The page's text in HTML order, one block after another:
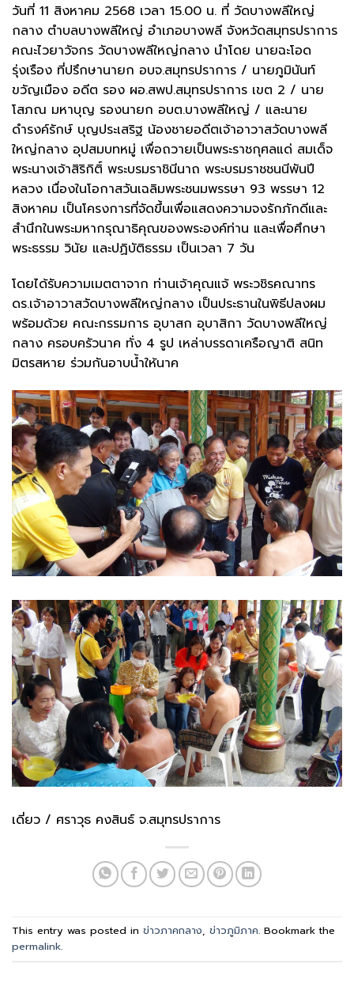
วันที่ 11 สิงหาคม 2568 เวลา 15.00 น. ที่ วัดบางพลีใหญ่
กลาง ตำบลบางพลีใหญ่ อำเภอบางพลี จังหวัดสมุทรปราการ
คณะไวยาวัจกร วัดบางพลีใหญ่กลาง นำโดย นายฉะโอด
รุ่งเรือง ที่ปรึกษานายก อบจ.สมุทรปราการ / นายภูมินันท์
ขวัญเมือง อดีต รอง ผอ.สพป.สมุทรปราการ เขต 2 / นาย
โสภณ มหาบุญ รองนายก อบต.บางพลีใหญ่ / และนาย
ดำรงค์รักษ์ บุญประเสริฐ น้องชายอดีตเจ้าอาวาสวัดบางพลี
ใหญ่กลาง อุปสมบทหมู่ เพื่อถวายเป็นพระราชกุศลแด่ สมเด็จ
พระนางเจ้าสิริกิติ์ พระบรมราชินีนาถ พระบรมราชชนนีพันปี
หลวง เนื่องในโอกาสวันเฉลิมพระชนมพรรษา 93 พรรษา 12
สิงหาคม เป็นโครงการที่จัดขึ้นเพื่อแสดงความจงรักภักดีและ
สำนึกในพระมหากรุณาธิคุณของพระองค์ท่าน และเพื่อศึกษา
พระธรรม วินัย และปฏิบัติธรรม เป็นเวลา 7 วัน
โดยได้รับความเมตตาจาก ท่านเจ้าคุณแจ้ พระวชิรคณาทร
ดร.เจ้าอาวาสวัดบางพลีใหญ่กลาง เป็นประธานในพิธีปลงผม
พร้อมด้วย คณะกรรมการ อุบาสก อุบาสิกา วัดบางพลีใหญ่
กลาง ครอบครัวนาค ทั่ง 4 รูป เหล่าบรรดาเครือญาติ สนิท
มิตรสหาย ร่วมกันอาบน้ำให้นาค
เดี่ยว / ศราวุธ คงสินธ์ จ.สมุทรปราการ
This entry was posted in ข่าวภาคกลาง, ข่าวภูมิภาค. Bookmark the
permalink.